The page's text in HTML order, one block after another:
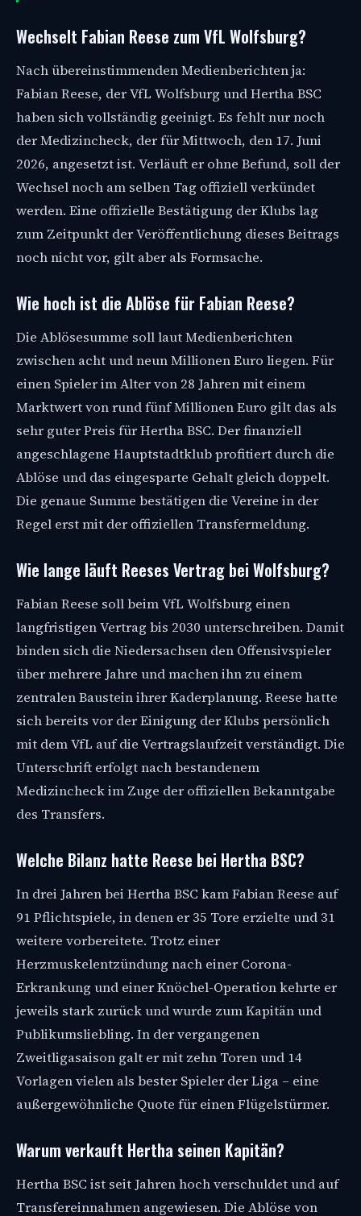
Wechselt Fabian Reese zum VfL Wolfsburg?
Nach übereinstimmenden Medienberichten ja:
Fabian Reese, der VfL Wolfsburg und Hertha BSC
haben sich vollständig geeinigt. Es fehlt nur noch
der Medizincheck, der für Mittwoch, den 17. Juni
2026, angesetzt ist. Verläuft er ohne Befund, soll der
Wechsel noch am selben Tag offiziell verkündet
werden. Eine offizielle Bestätigung der Klubs lag
zum Zeitpunkt der Veröffentlichung dieses Beitrags
noch nicht vor, gilt aber als Formsache.
Wie hoch ist die Ablöse für Fabian Reese?
Die Ablösesumme soll laut Medienberichten
zwischen acht und neun Millionen Euro liegen. Für
einen Spieler im Alter von 28 Jahren mit einem
Marktwert von rund fünf Millionen Euro gilt das als
sehr guter Preis für Hertha BSC. Der finanziell
angeschlagene Hauptstadtklub profitiert durch die
Ablöse und das eingesparte Gehalt gleich doppelt.
Die genaue Summe bestätigen die Vereine in der
Regel erst mit der offiziellen Transfermeldung.
Wie lange läuft Reeses Vertrag bei Wolfsburg?
Fabian Reese soll beim VfL Wolfsburg einen
langfristigen Vertrag bis 2030 unterschreiben. Damit
binden sich die Niedersachsen den Offensivspieler
über mehrere Jahre und machen ihn zu einem
zentralen Baustein ihrer Kaderplanung. Reese hatte
sich bereits vor der Einigung der Klubs persönlich
mit dem VfL auf die Vertragslaufzeit verständigt. Die
Unterschrift erfolgt nach bestandenem
Medizincheck im Zuge der offiziellen Bekanntgabe
des Transfers.
Welche Bilanz hatte Reese bei Hertha BSC?
In drei Jahren bei Hertha BSC kam Fabian Reese auf
91 Pflichtspiele, in denen er 35 Tore erzielte und 31
weitere vorbereitete. Trotz einer
Herzmuskelentzündung nach einer Corona-
Erkrankung und einer Knöchel-Operation kehrte er
jeweils stark zurück und wurde zum Kapitän und
Publikumsliebling. In der vergangenen
Zweitligasaison galt er mit zehn Toren und 14
Vorlagen vielen als bester Spieler der Liga – eine
außergewöhnliche Quote für einen Flügelstürmer.
Warum verkauft Hertha seinen Kapitän?
Hertha BSC ist seit Jahren hoch verschuldet und auf
Transfereinnahmen angewiesen. Die Ablöse von